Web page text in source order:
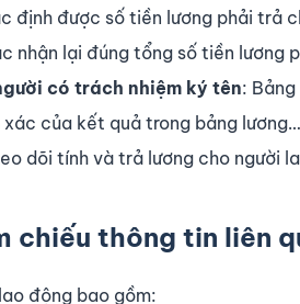
định được số tiền lương phải trả
nhận lại đúng tổng số tiền lương
có trách nhiệm ký tên:
của kết quả trong bảng
dõi tính và trả lương cho người
chiếu thông tin liên
động bao gồm: